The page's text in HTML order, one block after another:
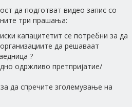
да подготват видео запис со
три прашања:
капацитетит се потребни за да
да решаваат
?
одржливо претпријатие/
да спречите зголемување на